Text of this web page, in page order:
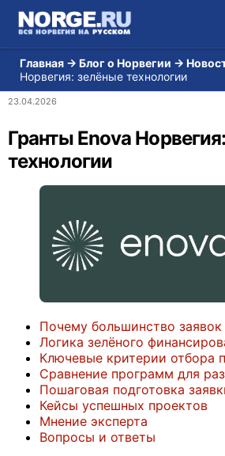
Главная → Блог о Норвегии →
Норвегия: зелёные технологии
23.04.2026
Гранты Enova
технологии
Почему большинство заявок
Логика зелёного
Ключевые критерии отбора
Сравнение программ для
Пошаговая подготовка
Кейсы успешных проектов
Мнение эксперта
Вопросы и ответы